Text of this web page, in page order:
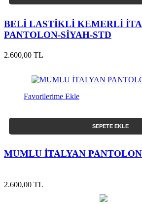
BELİ LASTİKLİ KEMERLİ
PANTOLON-SİYAH-STD
2.600,00 TL
Favorilerime Ekle
SEPETE EKLE
MUMLU İTALYAN PANTOLON
2.600,00 TL